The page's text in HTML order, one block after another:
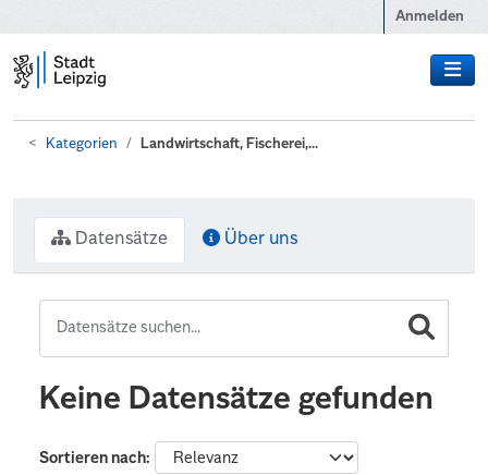
Anmelden
Kategorien Landwirtschaft, Fischerei,...
Datensätze Über uns
Keine Datensätze gefunden
Sortieren nach